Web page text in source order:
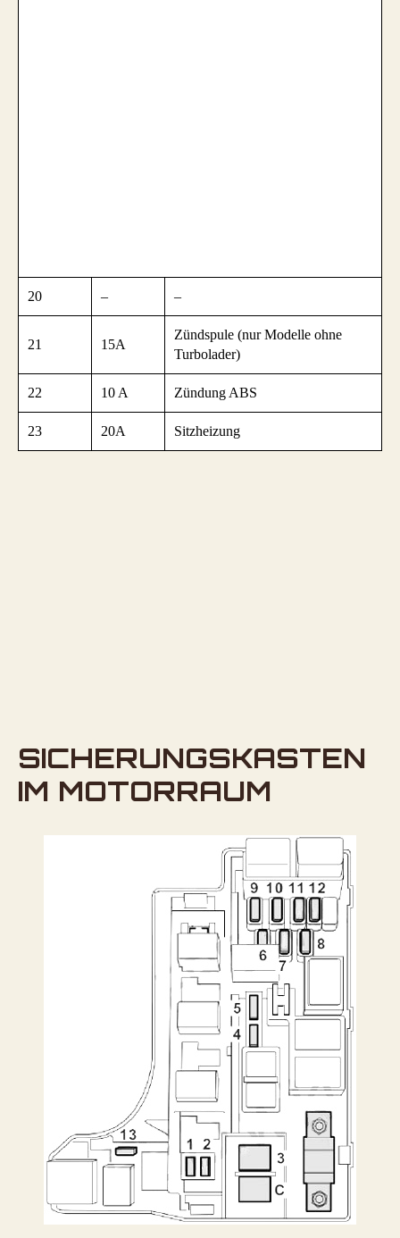
20 – –
21 15A
Zündspule (nur Modelle ohne
Turbolader)
22 10 A Zündung ABS
23 20A Sitzheizung
SICHERUNGSKASTEN
IM MOTORRAUM